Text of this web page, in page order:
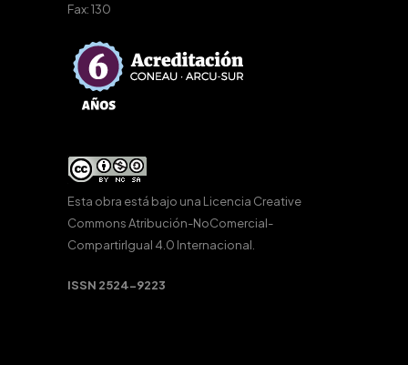
Fax: 130
Esta obra está bajo una Licencia Creative
Commons Atribución-NoComercial-
CompartirIgual 4.0 Internacional
ISSN 2524-9223